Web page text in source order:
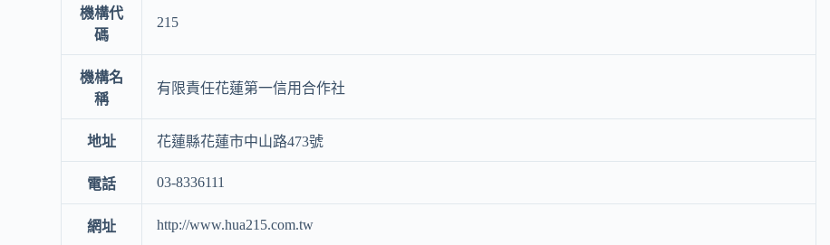
機構代
碼
215
機構名
稱
有限責任花蓮第一信用合作社
地址 花蓮縣花蓮市中山路473號
電話 03-8336111
網址 http://www.hua215.com.tw